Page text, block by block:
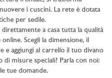
i cuscini. La rete è dotata
per sedile.
a casa tutta la qualità
Scegli la dimensione, il
e aggiungi al carrello il tuo divano
misure speciali? Parla con noi:
tue domande.